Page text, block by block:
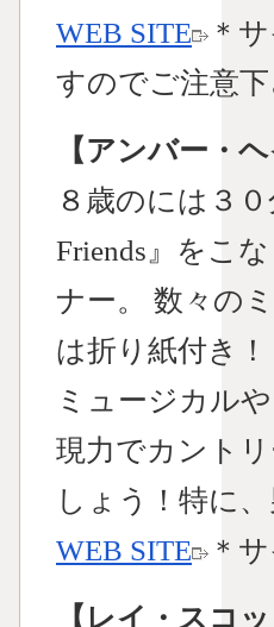
WEB SITE
＊
すのでご注意下
【アンバー・ヘ
８歳のには３
Friends』をこ
ナー。 数々の
は折り紙付き！
ミュージカル
現力でカント
しょう！特に
WEB SITE
＊
【レイ・スコッ